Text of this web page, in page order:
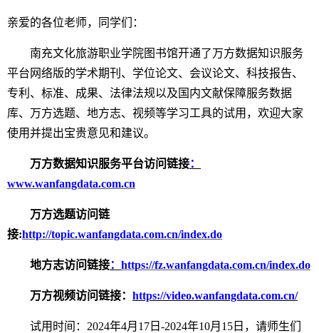
亲爱的各位老师，同学们 ：
南充文化旅游职业学院图书馆开通了万方数据知识服务
平台 网络版的学术期刊、学位论文、会议论文、科技报告、
专利、标准、成果、法律法规以及国内文献保障服务数据
库、万方选题、地方志、视频等学习工具的试用 ， 欢迎大家
使用并提出宝贵意见和建议。
万方数据知识服务平台访问链接：
www.wanfangdata.com.cn
万方选题访问链
接:http://topic.wanfangdata.com.cn/index.do
地方志访问链接： https://fz.wanfangdata.com.cn/index.do
万方视频访问链接： https://video.wanfangdata.com.cn/
试用时间：2024年4月17日-2024年10月15日，请师生们